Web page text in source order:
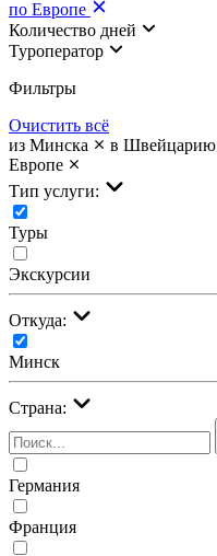
по Европе
Количество дней
Туроператор
Фильтры
Очистить всё
из Минска
в Швейцарию
Европе
Тип услуги:
Туры
Экскурсии
Откуда:
Минск
Страна:
Германия
Франция